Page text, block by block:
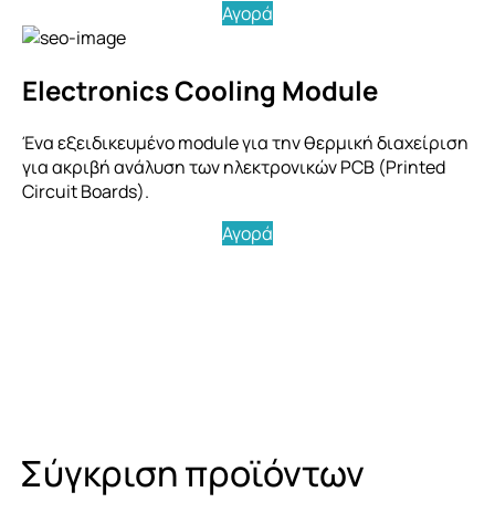
Αγορά
Electronics Cooling Module
Ένα εξειδικευμένο module για την θερμική διαχείριση
για ακριβή ανάλυση των ηλεκτρονικών PCB (Printed
Circuit Boards).
Αγορά
Σύγκριση προϊόντων